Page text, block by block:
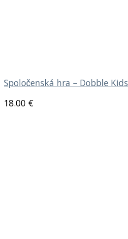
Spoločenská hra – Dobble Kids
18.00 €